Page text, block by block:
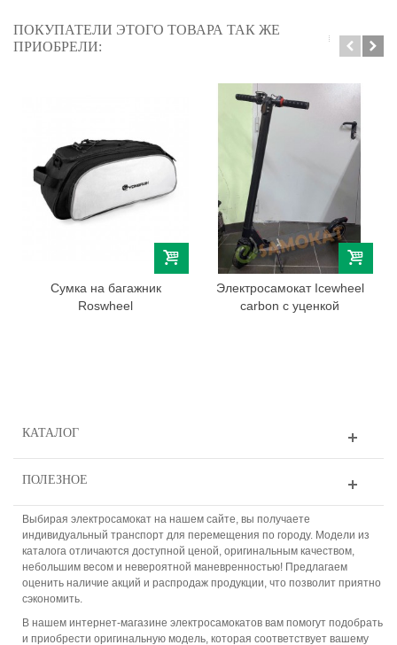
ПОКУПАТЕЛИ ЭТОГО ТОВАРА ТАК ЖЕ
ПРИОБРЕЛИ:
Сумка на багажник
Roswheel
Электросамокат Icewheel
carbon с уценкой
КАТАЛОГ
ПОЛЕЗНОЕ
Выбирая электросамокат на нашем сайте, вы получаете
индивидуальный транспорт для перемещения по городу. Модели из
каталога отличаются доступной ценой, оригинальным качеством,
небольшим весом и невероятной маневренностью! Предлагаем
оценить наличие акций и распродаж продукции, что позволит приятно
сэкономить.
В нашем интернет-магазине электросамокатов вам помогут подобрать
и приобрести оригинальную модель, которая соответствует вашему